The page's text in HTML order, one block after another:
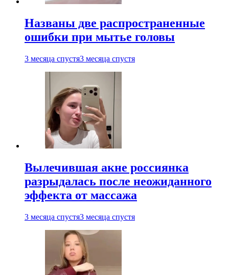
Названы две распространенные
ошибки при мытье головы
3 месяца спустя3 месяца спустя
Вылечившая акне россиянка
разрыдалась после неожиданного
эффекта от массажа
3 месяца спустя3 месяца спустя